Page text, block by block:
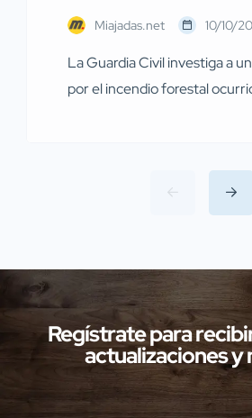
Miajadas.net 10/10/
La Guardia Civil investiga a
por el incendio forestal
Servicio de Protección de la
(SEPRONA) de la
Cáceres han llevado a cabo
de la provincia de Cáceres
con presuntos delitos […]
Regístrate para
actualizaciones y